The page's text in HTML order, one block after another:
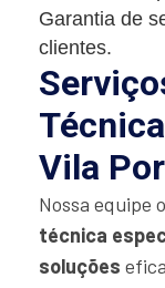
Garantia de
clientes.
Vila
Nossa equipe
técnica
soluções